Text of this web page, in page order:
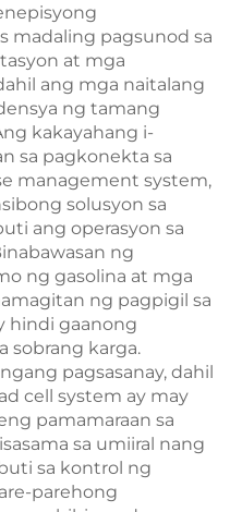
madaling pagsunod sa
at mga
ang mga naitalang
ng tamang
kakayahang i-
sa pagkonekta sa
management system,
solusyon sa
ang operasyon sa
ng
ng gasolina at mga
ng pagpigil sa
hindi gaanong
sobrang karga.
pagsasanay, dahil
cell system ay may
pamamaraan sa
sa umiiral nang
sa kontrol ng
parehong